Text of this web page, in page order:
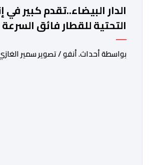
الدار البيضاء..تقدم كبير في
التحتية للقطار فائق السرعة
بواسطة أحداث. أنفو / تصوير سمير